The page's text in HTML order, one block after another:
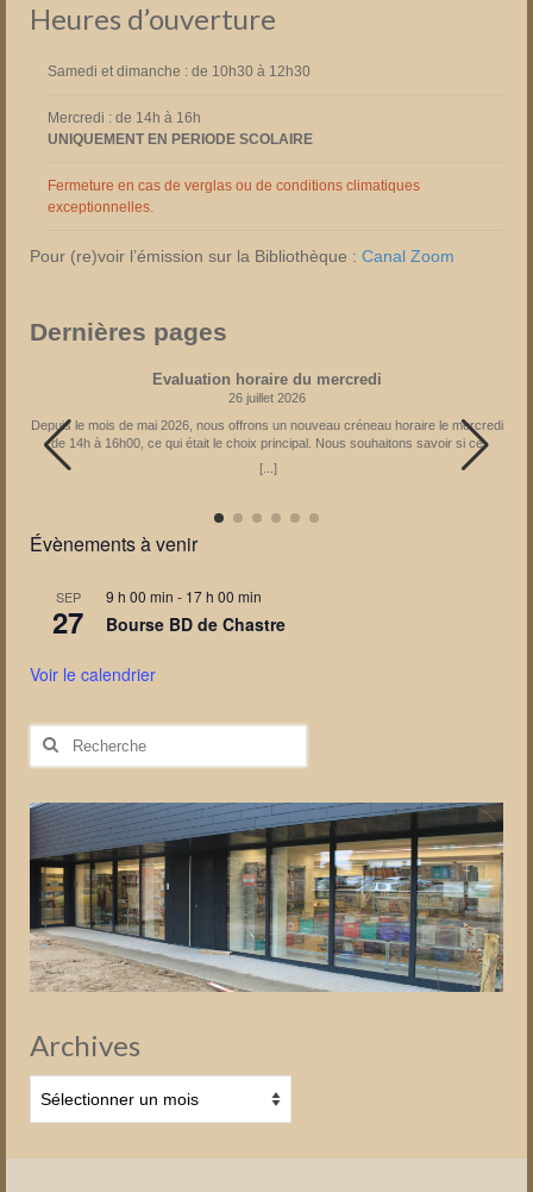
Heures d’ouverture
Samedi et dimanche : de 10h30 à 12h30
Mercredi : de 14h à 16h
UNIQUEMENT EN PERIODE SCOLAIRE
Fermeture en cas de verglas ou de conditions climatiques
exceptionnelles.
Pour (re)voir l’émission sur la Bibliothèque : Canal Zoom
Dernières pages
Evaluation horaire du mercredi
26 juillet 2026
Depuis le mois de mai 2026, nous offrons un nouveau créneau horaire le mercredi
de 14h à 16h00, ce qui était le choix principal. Nous souhaitons savoir si ce
créneau reste le meilleur pour vous. En fonction des réponses obtenues, l’horaire
pourrait être adapté à partir de janvier 2027. Il vous est donc possible d’exprimer
[...]
Évènements à venir
SEP
27
9 h 00 min - 17 h 00 min
Bourse BD de Chastre
Voir le calendrier
Rechercher
:
Archives